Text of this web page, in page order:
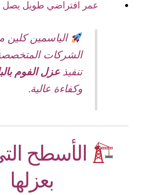
عمر افتراضي طويل يصل إلى 15
الياسمين كلين
الشركات
تنفيذعزل الفوم
وكفاءة عالية.
الأسطح
بعزلها